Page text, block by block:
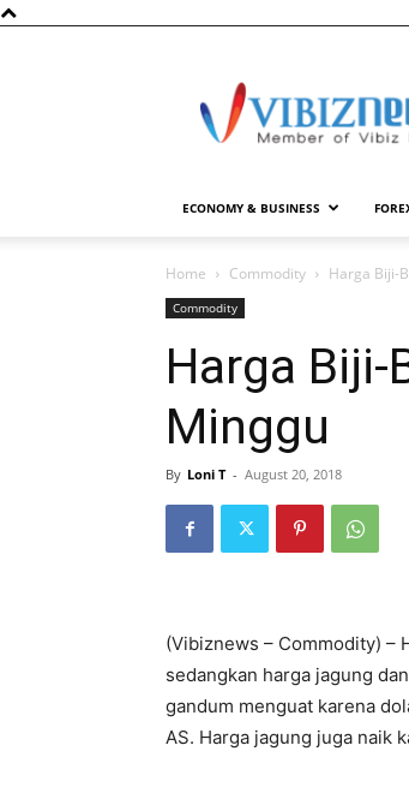
ECONOMY & BUSINESS
Home Commodity Harga Biji-
Commodity
Harga
Minggu
By Loni T - August 20, 2018
(Vibiznews – Commodity) –
sedangkan harga jagung
gandum menguat karena
AS. Harga jagung juga naik